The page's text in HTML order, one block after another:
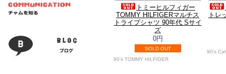
トミーヒルフィガー
TOMMY HILFIGERマルチス
トライプシャツ 90年代 Sサイ
ズ
0円
SOLD OUT
90's TOMMY HILFIGER
トレ
90's